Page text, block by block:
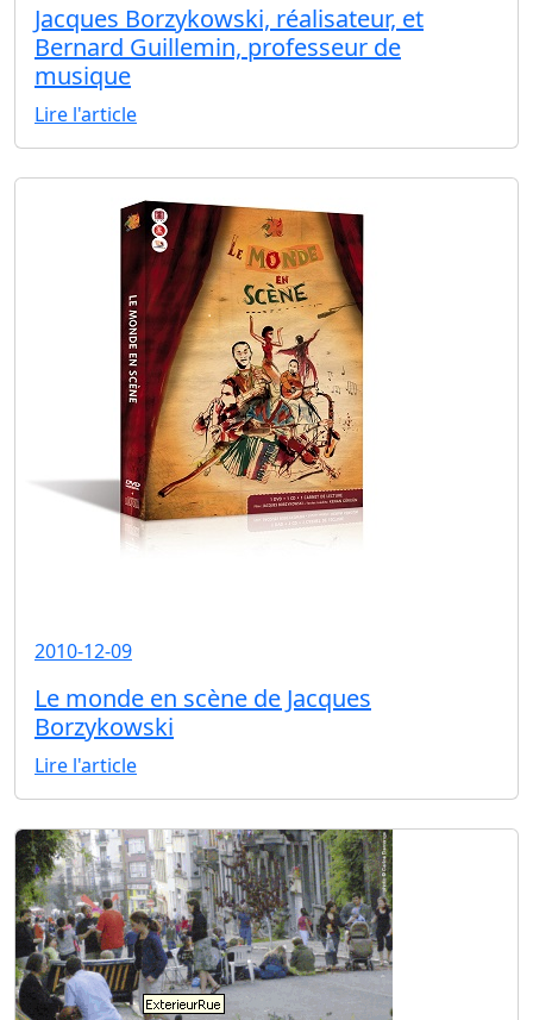
Jacques Borzykowski, réalisateur, et
Bernard Guillemin, professeur de
musique
Lire l'article
2010-12-09
Le monde en scène de Jacques
Borzykowski
Lire l'article